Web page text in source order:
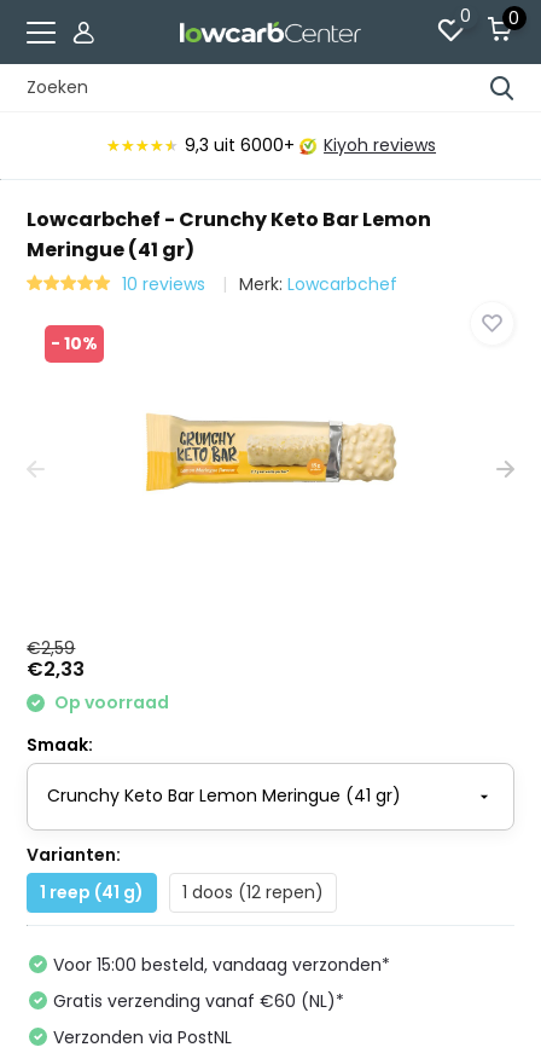
0 0
★★★★★
★★★★★ 9,3 uit 6000+ Kiyoh reviews
Lowcarbchef - Crunchy Keto Bar Lemon
Meringue (41 gr)
10 reviews Merk:Lowcarbchef
- 10%
€2,59
€2,33
Op voorraad
Smaak:
Varianten:
1 reep (41 g)
1 doos (12 repen)
Voor 15:00 besteld, vandaag verzonden*
Gratis verzending vanaf €60 (NL)*
Verzonden via PostNL